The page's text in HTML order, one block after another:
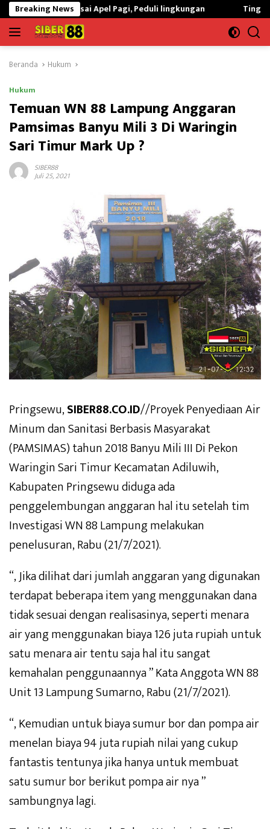
Langsung
ke
konten
Breaking News
Usai Apel Pagi, Peduli lingkungan Tingkatkan Kualitas
Beranda Hukum
Hukum
Temuan WN 88 Lampung Anggaran
Pamsimas Banyu Mili 3 Di Waringin
Sari Timur Mark Up ?
SIBER88
Juli 25, 2021
Pringsewu,SIBER88.CO.ID//Proyek Penyediaan Air
Minum dan Sanitasi Berbasis Masyarakat
(PAMSIMAS) tahun 2018 Banyu Mili III Di Pekon
Waringin Sari Timur Kecamatan Adiluwih,
Kabupaten Pringsewu diduga ada
penggelembungan anggaran hal itu setelah tim
Investigasi WN 88 Lampung melakukan
penelusuran, Rabu (21/7/2021).
“, Jika dilihat dari jumlah anggaran yang digunakan
terdapat beberapa item yang menggunakan dana
tidak sesuai dengan realisasinya, seperti menara
air yang menggunakan biaya 126 juta rupiah untuk
satu menara air tentu saja hal itu sangat
kemahalan penggunaannya ” Kata Anggota WN 88
Unit 13 Lampung Sumarno, Rabu (21/7/2021).
“, Kemudian untuk biaya sumur bor dan pompa air
menelan biaya 94 juta rupiah nilai yang cukup
fantastis tentunya jika hanya untuk membuat
satu sumur bor berikut pompa air nya ”
sambungnya lagi.